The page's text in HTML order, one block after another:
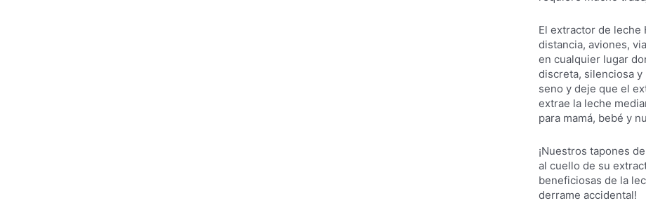
El extractor de leche
distancia, aviones,
en cualquier lugar
discreta, silenciosa
seno y deje que el
extrae la leche
para mamá, bebé y
¡Nuestros tapones
al cuello de su
beneficiosas de la
derrame accidental!